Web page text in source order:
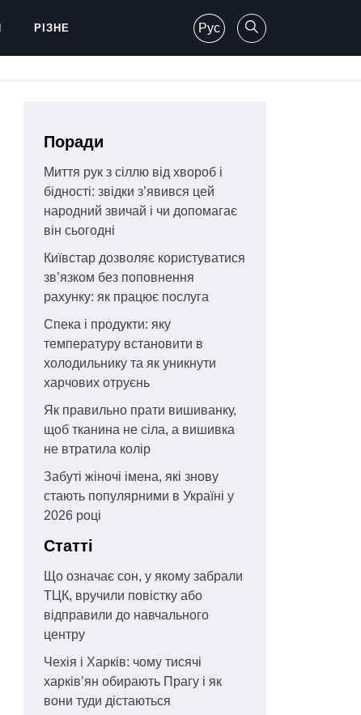
РІЗНЕ Рус
Поради
Миття рук з сіллю від хвороб і
бідності: звідки з’явився цей
народний звичай і чи допомагає
він сьогодні
Київстар дозволяє користуватися
зв’язком без поповнення
рахунку: як працює послуга
Спека і продукти: яку
температуру встановити в
холодильнику та як уникнути
харчових отруєнь
Як правильно прати вишиванку,
щоб тканина не сіла, а вишивка
не втратила колір
Забуті жіночі імена, які знову
стають популярними в Україні у
2026 році
Статті
Що означає сон, у якому забрали
ТЦК, вручили повістку або
відправили до навчального
центру
Чехія і Харків: чому тисячі
харків’ян обирають Прагу і як
вони туди дістаються